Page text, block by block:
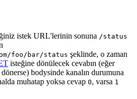
istek URL'lerinin sonuna /status
foo/bar/status şeklinde, o zaman
isteğine dönülecek cevabın (eğer
bodysinde kanalın durumuna
muhatap yoksa cevap 0, varsa 1